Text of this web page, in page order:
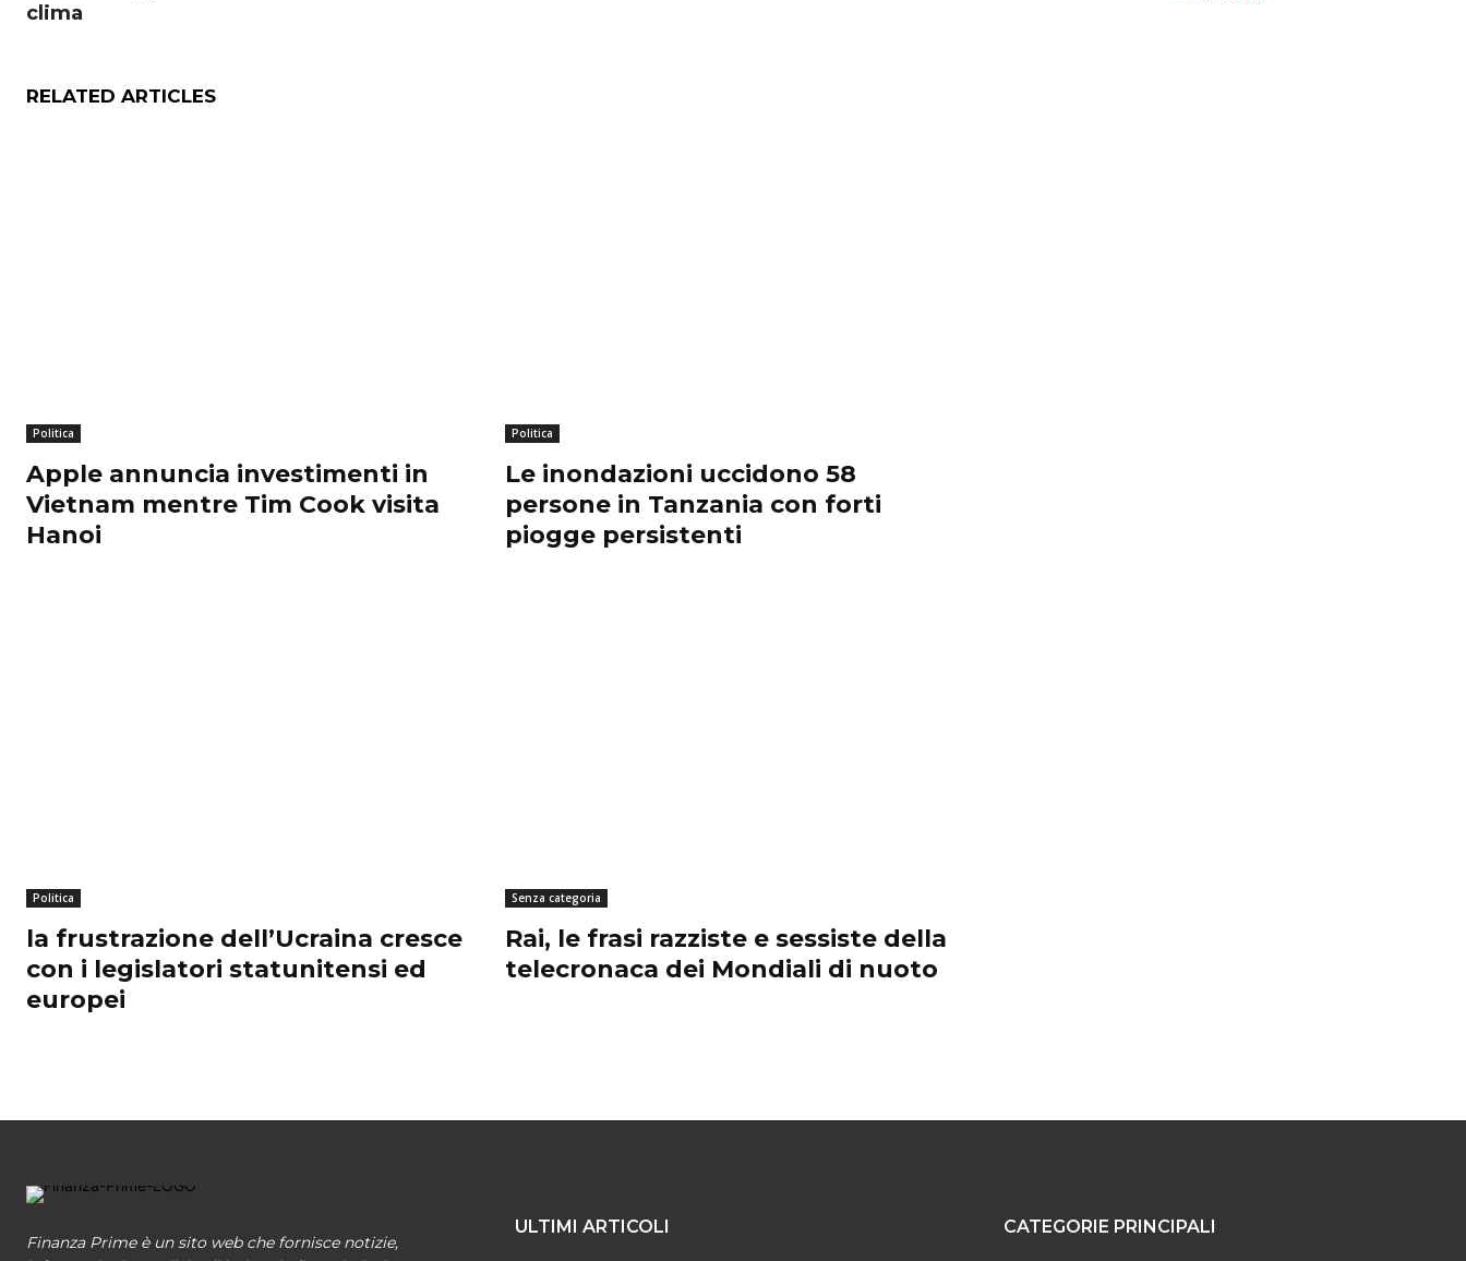
clima
RELATED ARTICLES
Politica
Apple annuncia investimenti in
Vietnam mentre Tim Cook visita
Hanoi
Politica
Le inondazioni uccidono 58
persone in Tanzania con forti
piogge persistenti
Politica
la frustrazione dell’Ucraina cresce
con i legislatori statunitensi ed
europei
Senza categoria
Rai, le frasi razziste e sessiste della
telecronaca dei Mondiali di nuoto
Finanza Prime è un sito web che fornisce notizie,
ULTIMI ARTICOLI CATEGORIE PRINCIPALI